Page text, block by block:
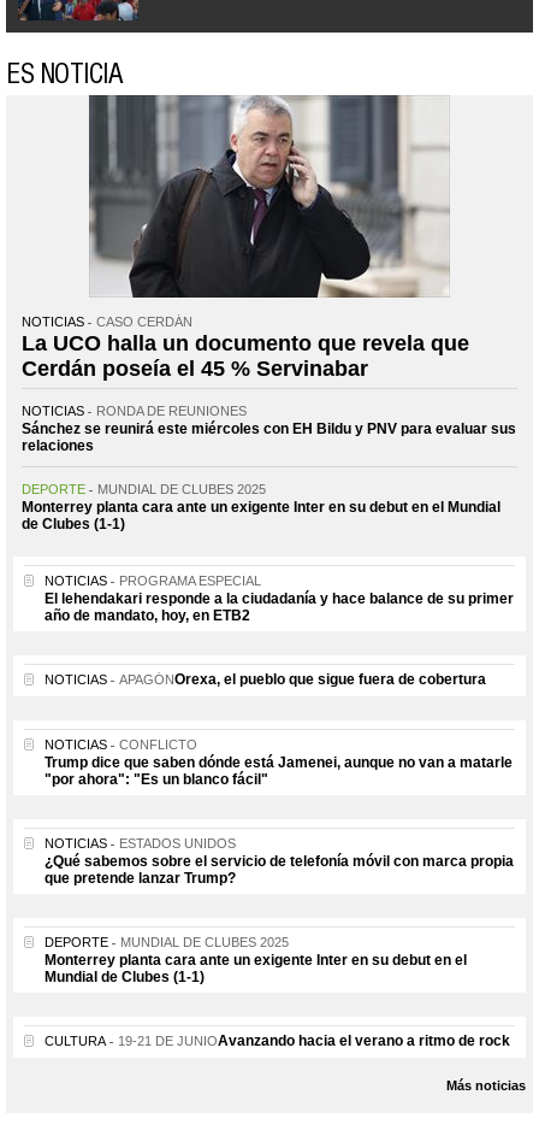
ES NOTICIA
NOTICIAS CASO CERDÁN
La UCO halla un documento que revela que
Cerdán poseía el 45 % Servinabar
NOTICIAS RONDA DE REUNIONES
Sánchez se reunirá este miércoles con EH Bildu y PNV para evaluar sus
relaciones
DEPORTE MUNDIAL DE CLUBES 2025
Monterrey planta cara ante un exigente Inter en su debut en el Mundial
de Clubes (1-1)
NOTICIAS PROGRAMA ESPECIAL
El lehendakari responde a la ciudadanía y hace balance de su primer
año de mandato, hoy, en ETB2
NOTICIAS APAGÓNOrexa, el pueblo que sigue fuera de cobertura
NOTICIAS CONFLICTO
Trump dice que saben dónde está Jamenei, aunque no van a matarle
"por ahora": "Es un blanco fácil"
NOTICIAS ESTADOS UNIDOS
¿Qué sabemos sobre el servicio de telefonía móvil con marca propia
que pretende lanzar Trump?
DEPORTE MUNDIAL DE CLUBES 2025
Monterrey planta cara ante un exigente Inter en su debut en el
Mundial de Clubes (1-1)
CULTURA 19-21 DE JUNIOAvanzando hacia el verano a ritmo de rock
Más noticias